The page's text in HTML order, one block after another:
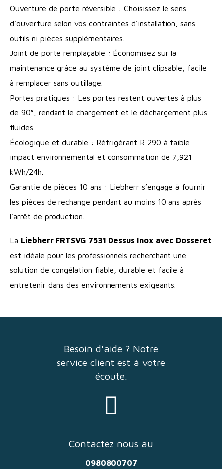
Ouverture de porte réversible : Choisissez le sens
d’ouverture selon vos contraintes d’installation, sans
outils ni pièces supplémentaires.
Joint de porte remplaçable : Économisez sur la
maintenance grâce au système de joint clipsable, facile
à remplacer sans outillage.
Portes pratiques : Les portes restent ouvertes à plus
de 90°, rendant le chargement et le déchargement plus
fluides.
Écologique et durable : Réfrigérant R 290 à faible
impact environnemental et consommation de 7,921
kWh/24h.
Garantie de pièces 10 ans : Liebherr s’engage à fournir
les pièces de rechange pendant au moins 10 ans après
l’arrêt de production.
La Liebherr FRTSVG 7531 Dessus Inox avec Dosseret
est idéale pour les professionnels recherchant une
solution de congélation fiable, durable et facile à
entretenir dans des environnements exigeants.
Besoin d'aide ? Notre
service client est à votre
écoute.
Contactez nous au
0980800707